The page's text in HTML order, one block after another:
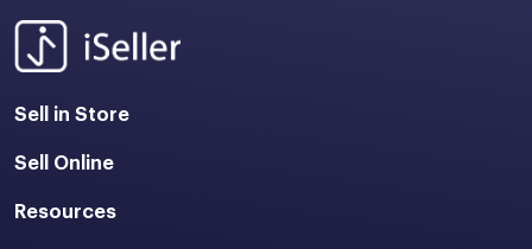
Sell in Store
Sell Online
Resources